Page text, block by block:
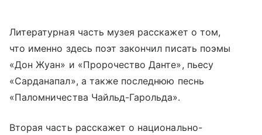
Литературная часть музея расскажет о том,
что именно здесь поэт закончил писать поэмы
«Дон Жуан» и «Пророчество Данте», пьесу
«Сарданапал», а также последнюю песнь
«Паломничества Чайльд-Гарольда».
Вторая часть расскажет о национально-